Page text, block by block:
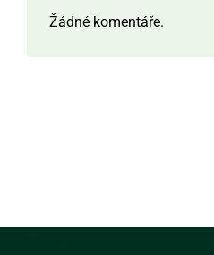
Žádné komentáře.